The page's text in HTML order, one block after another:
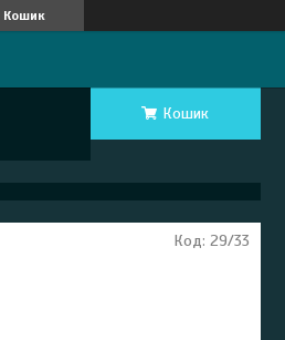
Кошик
Кошик
Код: 29/33